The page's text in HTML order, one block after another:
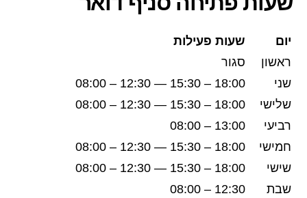
יום
שעות פעילות
ראשון
סגור
שני
18:00 – 15:30 — 12:30 – 08:00
שלישי
18:00 – 15:30 — 12:30 – 08:00
רביעי
13:00 – 08:00
חמישי
18:00 – 15:30 — 12:30 – 08:00
שישי
18:00 – 15:30 — 12:30 – 08:00
שבת
12:30 – 08:00